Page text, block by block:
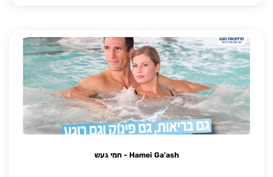
Hamei Ga'ash - חמי געש